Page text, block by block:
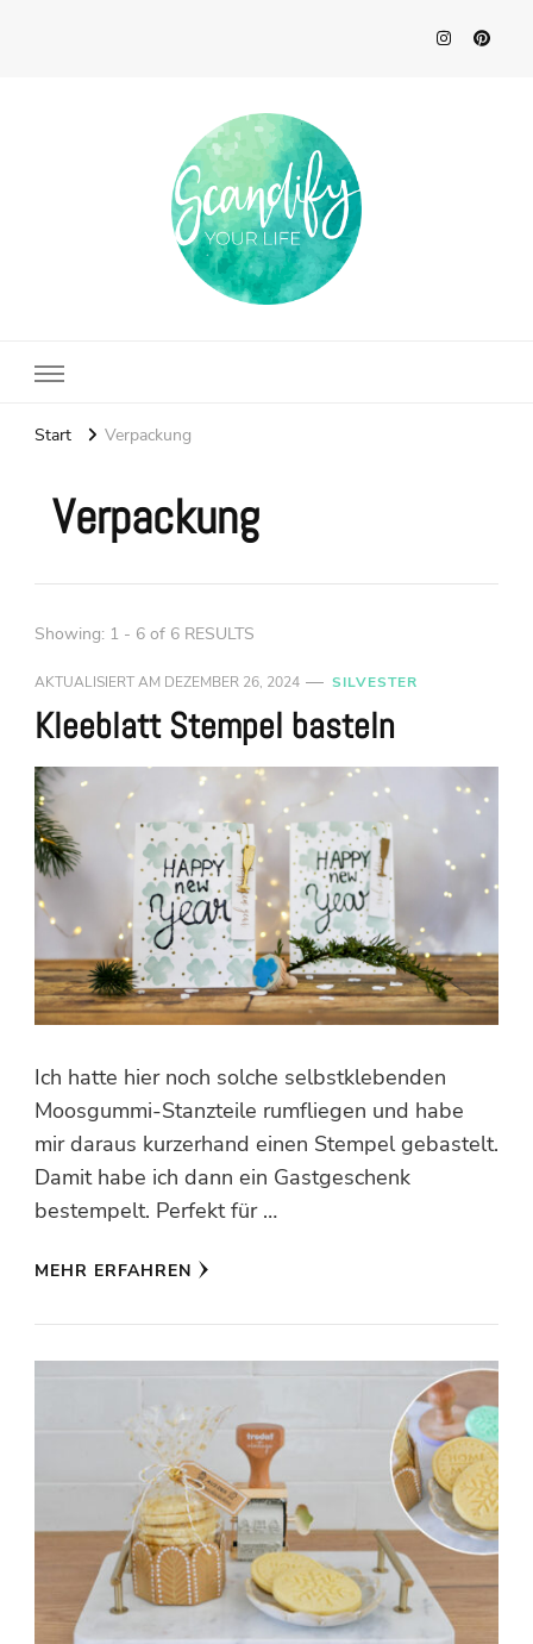
Start Verpackung
Verpackung
Showing: 1 - 6 of 6 RESULTS
AKTUALISIERT AM DEZEMBER 26, 2024 SILVESTER
Kleeblatt Stempel basteln
Ich hatte hier noch solche selbstklebenden
Moosgummi-Stanzteile rumfliegen und habe
mir daraus kurzerhand einen Stempel gebastelt.
Damit habe ich dann ein Gastgeschenk
bestempelt. Perfekt für …
MEHR ERFAHREN